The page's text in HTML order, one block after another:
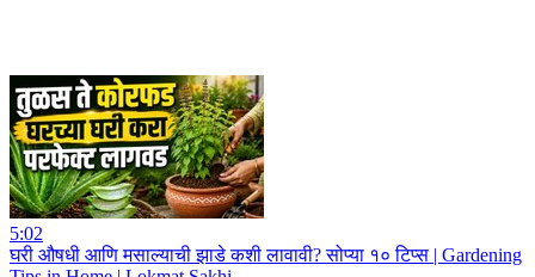
5:02
घरी औषधी आणि मसाल्याची झाडे कशी लावावी? सोप्या १० टिप्स | Gardening